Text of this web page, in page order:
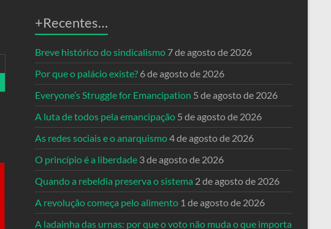
+Recentes…
Breve histórico do sindicalismo 7 de agosto de 2026
Por que o palácio existe? 6 de agosto de 2026
Everyone’s Struggle for Emancipation 5 de agosto de 2026
A luta de todos pela emancipação 5 de agosto de 2026
As redes sociais e o anarquismo4 de agosto de 2026
O princípio é a liberdade 3 de agosto de 2026
Quando a rebeldia preserva o sistema 2 de agosto de 2026
A revolução começa pelo alimento 1 de agosto de 2026
A ladainha das urnas: por que o voto não muda o que importa